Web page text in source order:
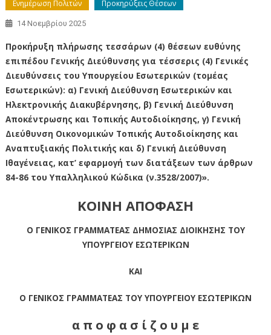
Ενημέρωση Πολιτών Προκηρύξεις Θέσεων
14 Νοεμβρίου 2025
Προκήρυξη πλήρωσης τεσσάρων (4) θέσεων ευθύνης
επιπέδου Γενικής Διεύθυνσης για τέσσερις (4) Γενικές
Διευθύνσεις του Υπουργείου Εσωτερικών (τομέας
Εσωτερικών): α) Γενική Διεύθυνση Εσωτερικών και
Ηλεκτρονικής Διακυβέρνησης, β) Γενική Διεύθυνση
Αποκέντρωσης και Τοπικής Αυτοδιοίκησης, γ) Γενική
Διεύθυνση Οικονομικών Τοπικής Αυτοδιοίκησης και
Αναπτυξιακής Πολιτικής και δ) Γενική Διεύθυνση
Ιθαγένειας, κατ’ εφαρμογή των διατάξεων των άρθρων
84-86 του Υπαλληλικού Κώδικα (ν.3528/2007)».
ΚΟΙΝΗ ΑΠΟΦΑΣΗ
Ο ΓΕΝΙΚΟΣ ΓΡΑΜΜΑΤΕΑΣ ΔΗΜΟΣΙΑΣ ΔΙΟΙΚΗΣΗΣ ΤΟΥ
ΥΠΟΥΡΓΕΙΟΥ ΕΣΩΤΕΡΙΚΩΝ
ΚΑΙ
Ο ΓΕΝΙΚΟΣ ΓΡΑΜΜΑΤΕΑΣ ΤΟΥ ΥΠΟΥΡΓΕΙΟΥ ΕΣΩΤΕΡΙΚΩΝ
α π ο φ α σ ί ζ ο υ μ ε